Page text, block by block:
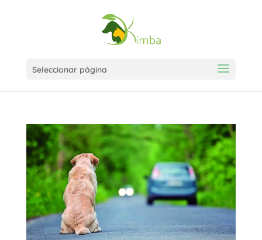
Seleccionar página